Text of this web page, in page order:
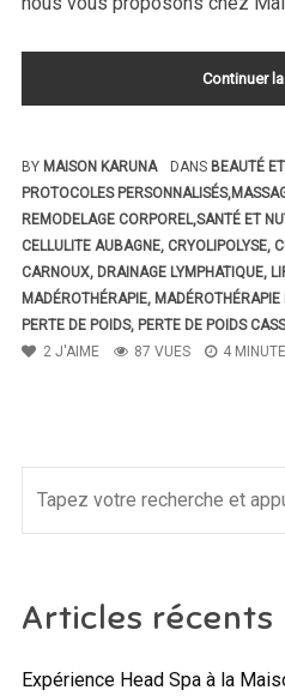
Continuer
BY MAISON KARUNA DANS BEAUTÉ
PROTOCOLES PERSONNALISÉS,
REMODELAGE CORPOREL,SANTÉ ET
CELLULITE AUBAGNE, CRYOLIPOLYSE,
CARNOUX, DRAINAGE LYMPHATIQUE,
MADÉROTHÉRAPIE, MADÉROTHÉRAPIE
PERTE DE POIDS, PERTE DE POIDS
2 J'AIME 87 VUES 4
Articles récents
Expérience Head Spa à la